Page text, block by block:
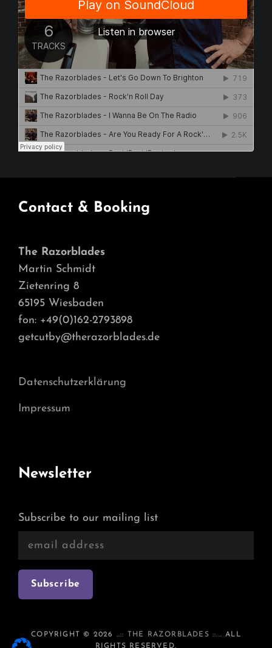
Contact & Booking
The Razorblades
Martin Schmidt
Zietenring 8
65195 Wiesbaden
fon: +49(0)162-2793898
getcutby@therazorblades.de
Datenschutzerklärung
Impressum
Newsletter
Subscribe to our mailing list
COPYRIGHT © 2026 ..:: THE RAZORBLADES ::... ALL
RIGHTS RESERVED.